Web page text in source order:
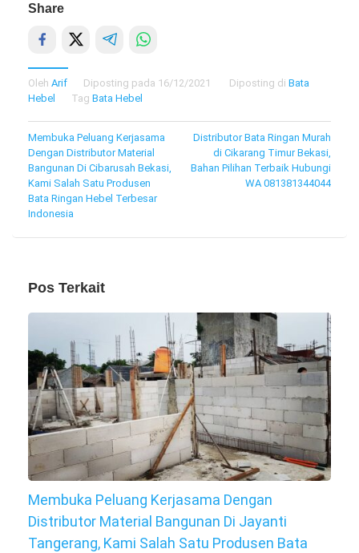
Share
Oleh Arif Diposting pada 16/12/2021 Diposting di Bata
Hebel
Tag Bata Hebel
Navigasi
pos
Membuka Peluang Kerjasama
Dengan Distributor Material
Bangunan Di Cibarusah Bekasi,
Kami Salah Satu Produsen
Bata Ringan Hebel Terbesar
Indonesia
Distributor Bata Ringan Murah
di Cikarang Timur Bekasi,
Bahan Pilihan Terbaik Hubungi
WA 081381344044
Pos Terkait
Membuka Peluang Kerjasama Dengan
Distributor Material Bangunan Di Jayanti
Tangerang, Kami Salah Satu Produsen Bata